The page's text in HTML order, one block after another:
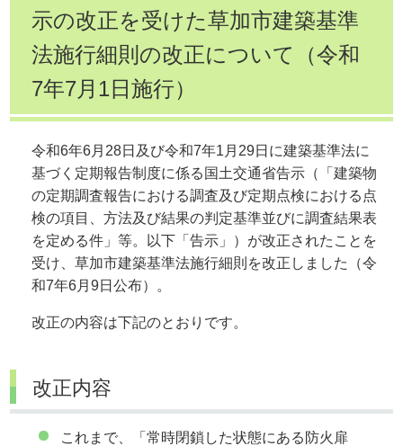
示の改正を受けた草加市建築基準
法施行細則の改正について（令和
7年7月1日施行）
令和6年6月28日及び令和7年1月29日に建築基準法に
基づく定期報告制度に係る国土交通省告示（「建築物
の定期調査報告における調査及び定期点検における点
検の項目、方法及び結果の判定基準並びに調査結果表
を定める件」等。以下「告示」）が改正されたことを
受け、草加市建築基準法施行細則を改正しました（令
和7年6月9日公布）。
改正の内容は下記のとおりです。
改正内容
これまで、「常時閉鎖した状態にある防火扉